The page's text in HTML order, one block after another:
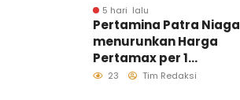
Distribusi Biosolar
Berjalan Optimal
5 hari lalu
Pertamina Patra Niaga
menurunkan Harga
Pertamax per 1
Agustus 2026
23 Tim Redaksi